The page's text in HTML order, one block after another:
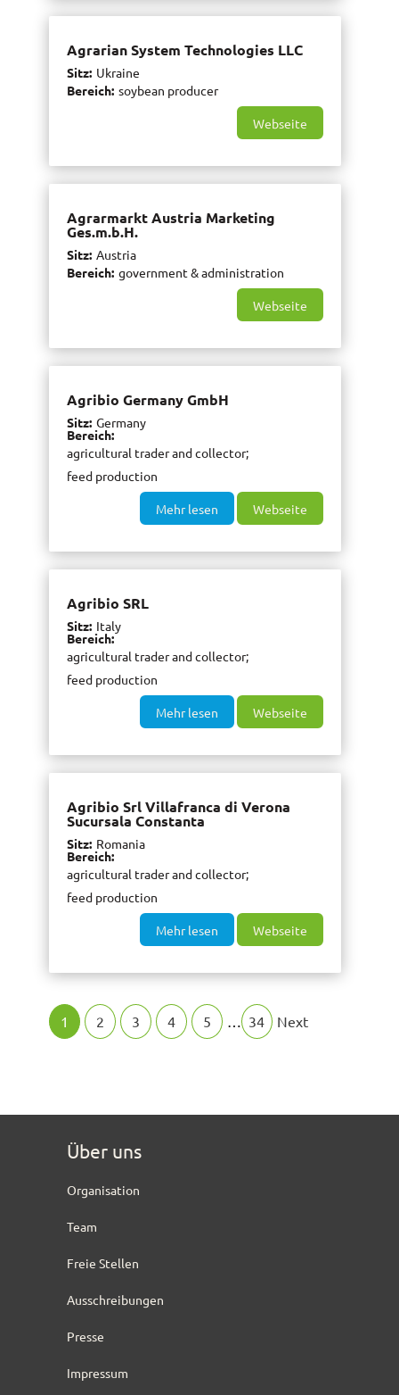
Agrarian System Technologies LLC
Sitz Ukraine
Bereich soybean producer
Webseite
Agrarmarkt Austria Marketing
Ges.m.b.H.
Sitz Austria
Bereich government & administration
Webseite
Agribio Germany GmbH
Sitz Germany
Bereich
agricultural trader and collector
feed production
Mehr lesen Webseite
Agribio SRL
Sitz Italy
Bereich
agricultural trader and collector
feed production
Mehr lesen Webseite
Agribio Srl Villafranca di Verona
Sucursala Constanta
Sitz Romania
Bereich
agricultural trader and collector
feed production
Mehr lesen Webseite
1 2 3 4 5 … 34 Next
Über uns
Organisation
Team
Freie Stellen
Ausschreibungen
Presse
Impressum